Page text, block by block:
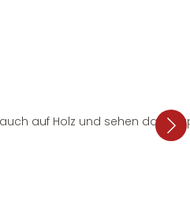
auf Holz und sehen dazu